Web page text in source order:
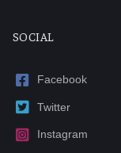
SOCIAL
Facebook
Twitter
Instagram